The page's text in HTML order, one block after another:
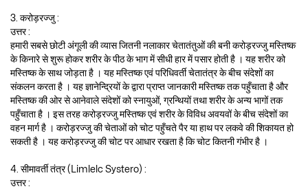
3. करोड़रज्जु :
उत्तर :
हमारी सबसे छोटी अंगूली की व्यास जितनी नलाकार चेतातंतुओं की बनी करोड़रज्जु मस्तिष्क
के किनारे से शुरू होकर शरीर के पीठ के भाग में सीधी हार में पसार होती है । यह शरीर को
मस्तिष्क के साथ जोड़ता है । यह मस्तिष्क एवं परिधिवर्ती चेतातंत्र के बीच संदेशों का
संकलन करता है । यह ज्ञानेन्द्रियों के द्वारा प्राप्त जानकारी मस्तिष्क तक पहुँचाता है और
मस्तिष्क की ओर से आनेवाले संदेशों को स्नायुओं, ग्रन्थियों तथा शरीर के अन्य भागों तक
पहुँचाता है । इस तरह करोड़रज्जु मस्तिष्क एवं शरीर के विविध अवयवों के बीच संदेशों का
वहन मार्ग है । करोड़रज्जु की चेताओं को चोट पहुँचते पैर या हाथ पर लकवे की शिकायत हो
सकती है । यह करोड़रज्जु की चोट पर आधार रखता है कि चोट कितनी गंभीर है ।
4. सीमावर्ती तंत्र (Limlelc Systero) :
उत्तर :